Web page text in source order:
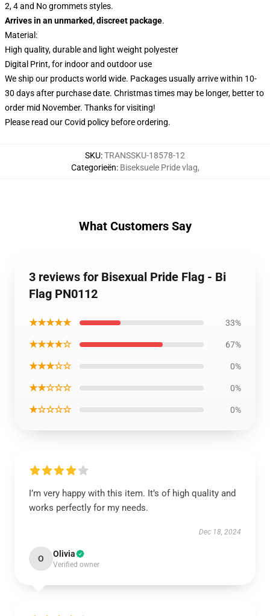
2, 4 and No grommets styles.
Arrives in an unmarked, discreet package.
Material:
High quality, durable and light weight polyester
Digital Print, for indoor and outdoor use
We ship our products world wide. Packages usually arrive within 10-
30 days after purchase date. Christmas times may be longer, better to
order mid November. Thanks for visiting!
Please read our Covid policy before ordering.
SKU:TRANSSKU-18578-12
Categorieën: Biseksuele Pride vlag,
What Customers Say
3 reviews for Bisexual Pride Flag - Bi
Flag PN0112
★★★★★ 33%
★★★★☆ 67%
★★★☆☆ 0%
★★☆☆☆ 0%
★☆☆☆☆ 0%
I’m very happy with this item. It’s of high quality and
works perfectly for my needs.
Dec 18, 2024
O Olivia
Verified owner